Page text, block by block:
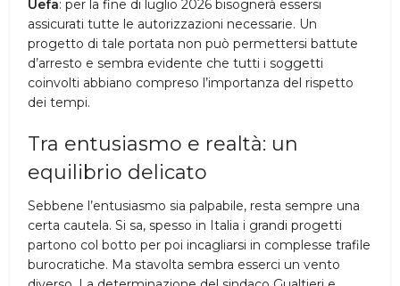
Uefa: per la fine di luglio 2026 bisognerà essersi
assicurati tutte le autorizzazioni necessarie. Un
progetto di tale portata non può permettersi battute
d’arresto e sembra evidente che tutti i soggetti
coinvolti abbiano compreso l’importanza del rispetto
dei tempi.
Tra entusiasmo e realtà: un
equilibrio delicato
Sebbene l’entusiasmo sia palpabile, resta sempre una
certa cautela. Si sa, spesso in Italia i grandi progetti
partono col botto per poi incagliarsi in complesse trafile
burocratiche. Ma stavolta sembra esserci un vento